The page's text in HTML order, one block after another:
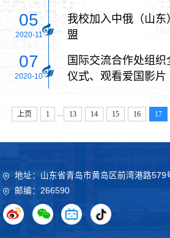
05
2020-11
我校加入中俄（山
盟
07
2020-10
国际交流合作处组
仪式、观看爱国影片
上页 1 13 14 15 16 17
地址：山东省青岛市黄岛区前湾港路579
邮编：266590